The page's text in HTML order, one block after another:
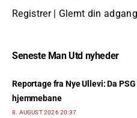
Registrer| Glemt din
Seneste Man Utd nyheder
Reportage fra Nye Ullevi: Da
hjemmebane
8. AUGUST 2026 20:37